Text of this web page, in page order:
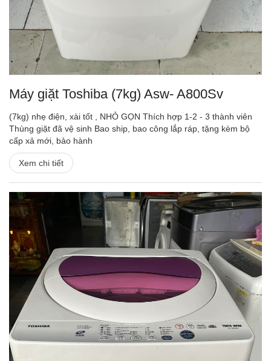
Máy giặt Toshiba (7kg) Asw- A800Sv
(7kg) nhẹ điện, xài tốt , NHỎ GỌN Thích hợp 1-2 - 3 thành viên
Thùng giặt đã vệ sinh Bao ship, bao công lắp ráp, tặng kèm bộ
cấp xả mới, bảo hành
Xem chi tiết